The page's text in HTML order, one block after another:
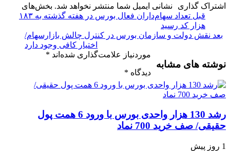
اشتراک گذاری
قبل
تعداد سهام‌داران فعال بورس در هفته گذشته به ۱۸۳
هزار کد رسید
بعد نقش دولت و سازمان بورس در کنترل چالش بازارسهام/
اختیار کافی وجود دارد
نوشته های مشابه
رشد 130 هزار واحدی بورس با ورود 6 همت پول
حقیقی/ صف خرید 700 نماد
1 روز پیش
نشانی ایمیل شما منتشر نخواهد شد. بخش‌های
موردنیاز علامت‌گذاری شده‌اند *
دیدگاه *